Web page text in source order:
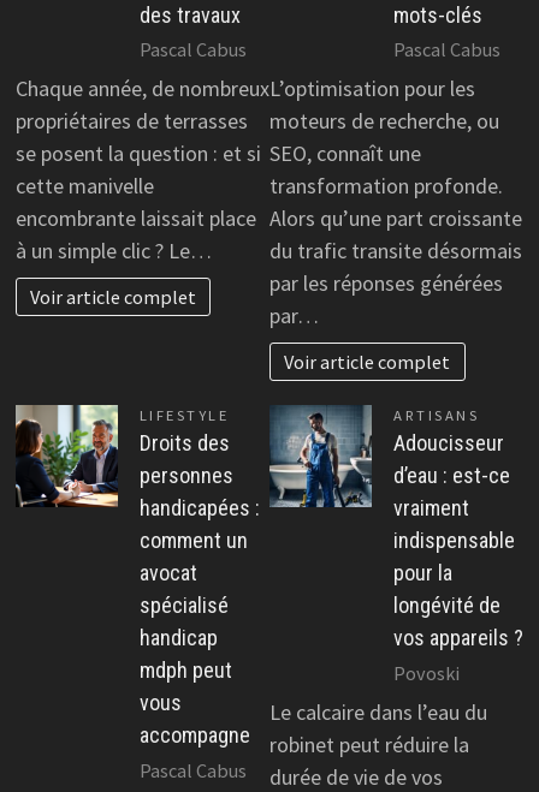
des travaux
Pascal Cabus
Chaque année, de nombreux
propriétaires de terrasses
se posent la question : et si
cette manivelle
encombrante laissait place
à un simple clic ? Le…
Voir article complet
mots-clés
Pascal Cabus
L’optimisation pour les
moteurs de recherche, ou
SEO, connaît une
transformation profonde.
Alors qu’une part croissante
du trafic transite désormais
par les réponses générées
par…
Voir article complet
LIFESTYLE
Droits des
personnes
handicapées :
comment un
avocat
spécialisé
handicap
mdph peut
vous
accompagne
Pascal Cabus
ARTISANS
Adoucisseur
d’eau : est-ce
vraiment
indispensable
pour la
longévité de
vos appareils ?
Povoski
Le calcaire dans l’eau du
robinet peut réduire la
durée de vie de vos